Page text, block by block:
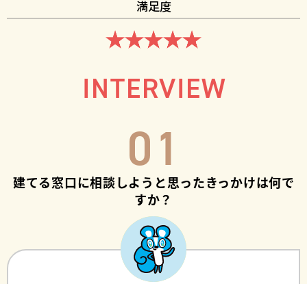
満足度
INTERVIEW
01
建てる窓口に相談しようと思ったきっかけは何で
すか？